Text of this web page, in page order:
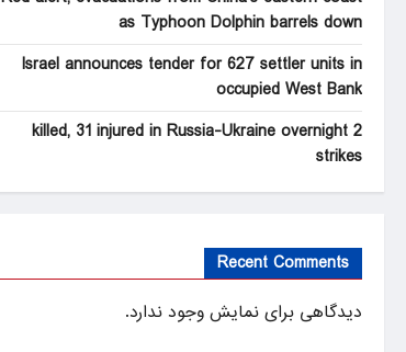
as Typhoon Dolphin barrels down
Israel announces tender for 627 settler units in
occupied West Bank
2 killed, 31 injured in Russia-Ukraine overnight
strikes
Recent Comments
دیدگاهی برای نمایش وجود ندارد.